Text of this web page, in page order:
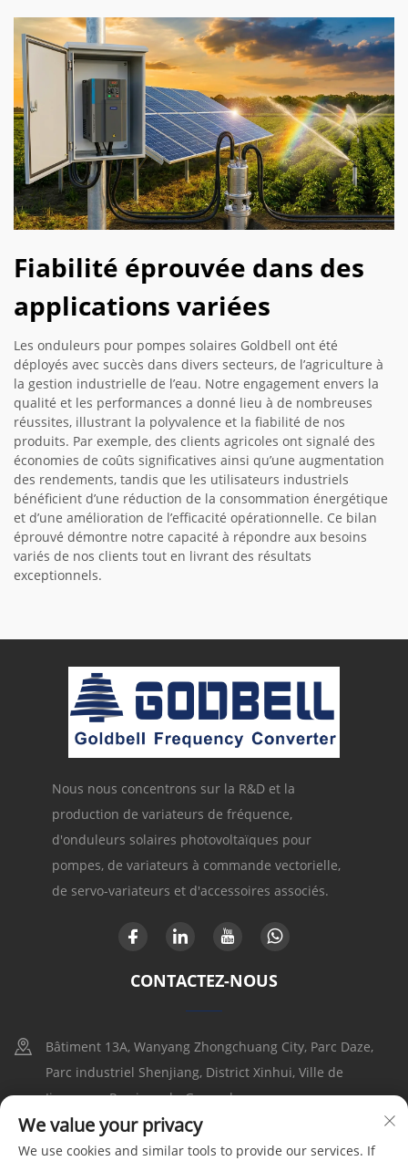
Fiabilité éprouvée dans des
applications variées
Les onduleurs pour pompes solaires Goldbell ont été
déployés avec succès dans divers secteurs, de l’agriculture à
la gestion industrielle de l’eau. Notre engagement envers la
qualité et les performances a donné lieu à de nombreuses
réussites, illustrant la polyvalence et la fiabilité de nos
produits. Par exemple, des clients agricoles ont signalé des
économies de coûts significatives ainsi qu’une augmentation
des rendements, tandis que les utilisateurs industriels
bénéficient d’une réduction de la consommation énergétique
et d’une amélioration de l’efficacité opérationnelle. Ce bilan
éprouvé démontre notre capacité à répondre aux besoins
variés de nos clients tout en livrant des résultats
exceptionnels.
Nous nous concentrons sur la R&D et la
production de variateurs de fréquence,
d'onduleurs solaires photovoltaïques pour
pompes, de variateurs à commande vectorielle,
de servo-variateurs et d'accessoires associés.
CONTACTEZ-NOUS
Bâtiment 13A, Wanyang Zhongchuang City, Parc Daze,
Parc industriel Shenjiang, District Xinhui, Ville de
Jiangmen, Province du Guangdong
+86-17316086390
We value your privacy
We use cookies and similar tools to provide our services. If